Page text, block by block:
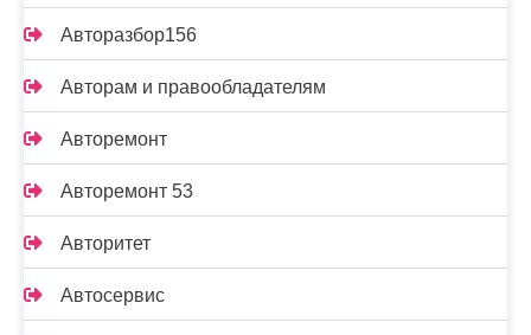
Авторазбор156
Авторам и правообладателям
Авторемонт
Авторемонт 53
Авторитет
Автосервис